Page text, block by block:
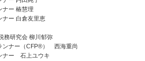
ナー 椿慧理
ナー 白倉友里恵
務研究会 柳川郁弥
ンナー（CFP®） 西海重尚
ナー 石上ユウキ